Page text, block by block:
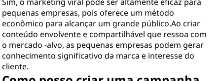
pequenas empresas, pois oferece um método
econômico para alcançar um grande público.Ao criar
conteúdo envolvente e compartilhável que ressoa com
o mercado -alvo, as pequenas empresas podem gerar
conhecimento significativo da marca e interesse do
cliente.